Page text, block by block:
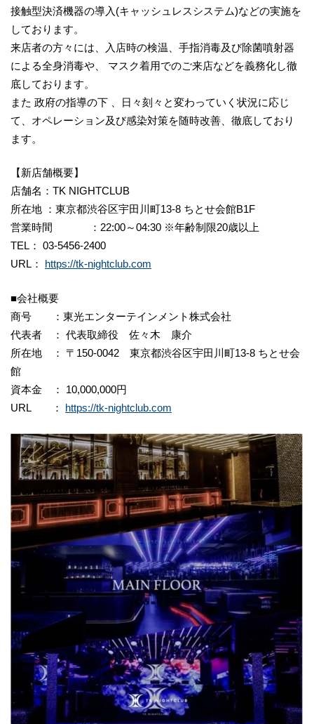
接触型決済機器の導入(キャッシュレスシステム)などの実施を
しております。
来店者の方々には、入店時の検温、手指消毒及び除菌噴射器
による全身消毒や、 マスク着用でのご来店などを義務化し徹
底しております。
また 政府の指導の下 、日々刻々と変わっていく状況に応じ
て、オペレーション及び感染対策を随時改善、徹底しており
ます。
【新店舗概要】
店舗名：TK NIGHTCLUB
所在地 ：東京都渋谷区宇田川町13-8 ちとせ会館B1F
営業時間 ：22:00～04:30 ※年齢制限20歳以上
TEL： 03-5456-2400
URL： https://tk-nightclub.com
■会社概要
商号 ：東光エンターテインメント株式会社
代表者 ： 代表取締役 佐々木 康介
所在地 ： 〒150-0042 東京都渋谷区宇田川町13-8 ちとせ会
館
資本金 ： 10,000,000円
URL ： https://tk-nightclub.com